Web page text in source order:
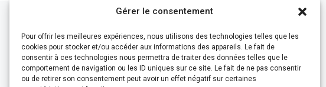
Gérer le consentement
Pour offrir les meilleures expériences, nous utilisons des technologies telles que les
cookies pour stocker et/ou accéder aux informations des appareils. Le fait de
consentir à ces technologies nous permettra de traiter des données telles que le
comportement de navigation ou les ID uniques sur ce site. Le fait de ne pas consentir
ou de retirer son consentement peut avoir un effet négatif sur certaines
Test